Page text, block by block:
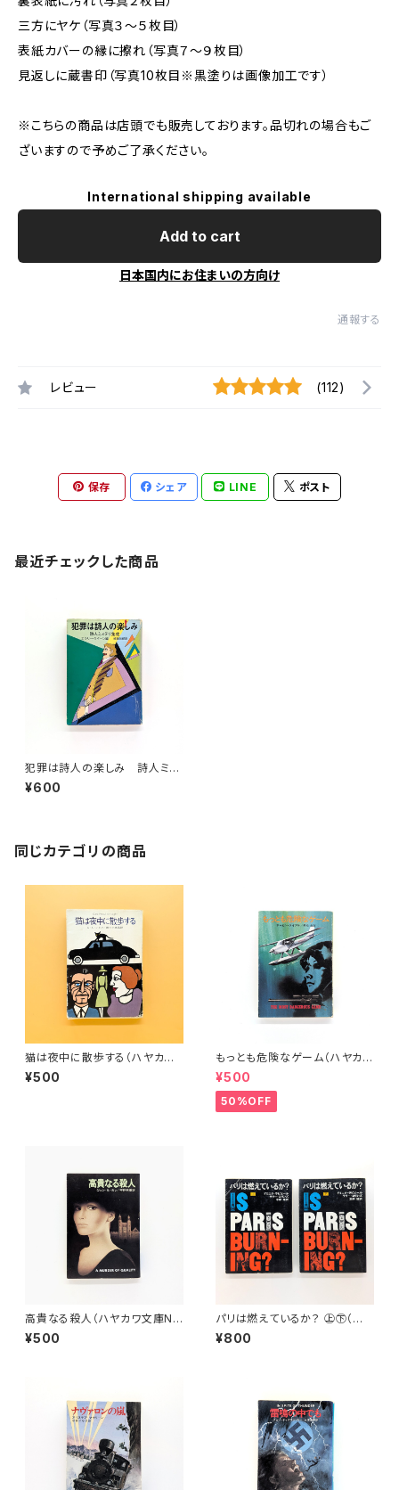
三方にヤケ（写真３～５枚目）
表紙カバーの縁に擦れ（写真７～９枚目）
見返しに蔵書印（写真10枚目※黒塗りは画像加工です）
※こちらの商品は店頭でも販売しております。品切れの場合もご
ざいますので予めご了承ください。
International shipping available
Add to cart
日本国内にお住まいの方向け
通報する
レビュー (112)
保存 シェア LINE ポスト
最近チェックした商品
犯罪は詩人の楽しみ 詩人ミス
テリ集成（創元推理文庫）
¥600
同じカテゴリの商品
猫は夜中に散歩する（ハヤカワ・
ミステリ文庫）
¥500
もっとも危険なゲーム（ハヤカ
ワ・ミステリ文庫）
¥500
50%OFF
高貴なる殺人（ハヤカワ文庫N
V）
¥500
パリは燃えているか？ ㊤㊦（ハ
ヤカワ文庫NF）
¥800